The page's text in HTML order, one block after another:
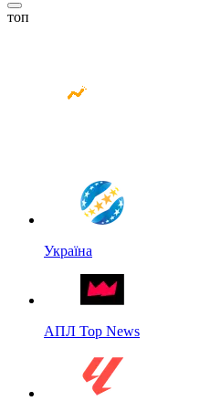
топ
Україна
АПЛ Top News